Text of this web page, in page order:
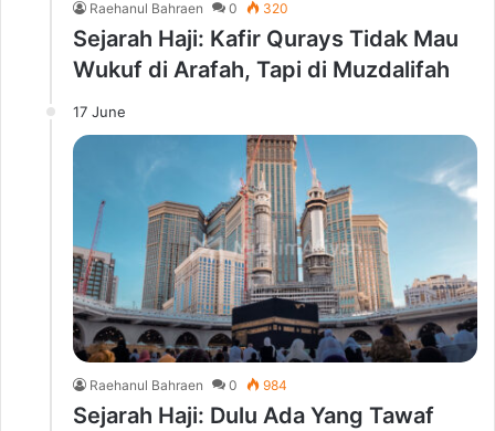
Raehanul Bahraen 0 320
Sejarah Haji: Kafir Qurays Tidak Mau
Wukuf di Arafah, Tapi di Muzdalifah
17 June
Raehanul Bahraen 0 984
Sejarah Haji: Dulu Ada Yang Tawaf